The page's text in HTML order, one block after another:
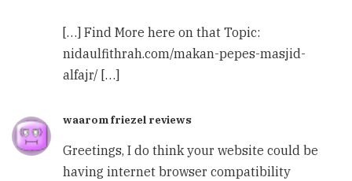
[…] Find More here on that Topic:
nidaulfithrah.com/makan-pepes-masjid-
alfajr/ […]
waarom friezel reviews
Greetings, I do think your website could be
having internet browser compatibility